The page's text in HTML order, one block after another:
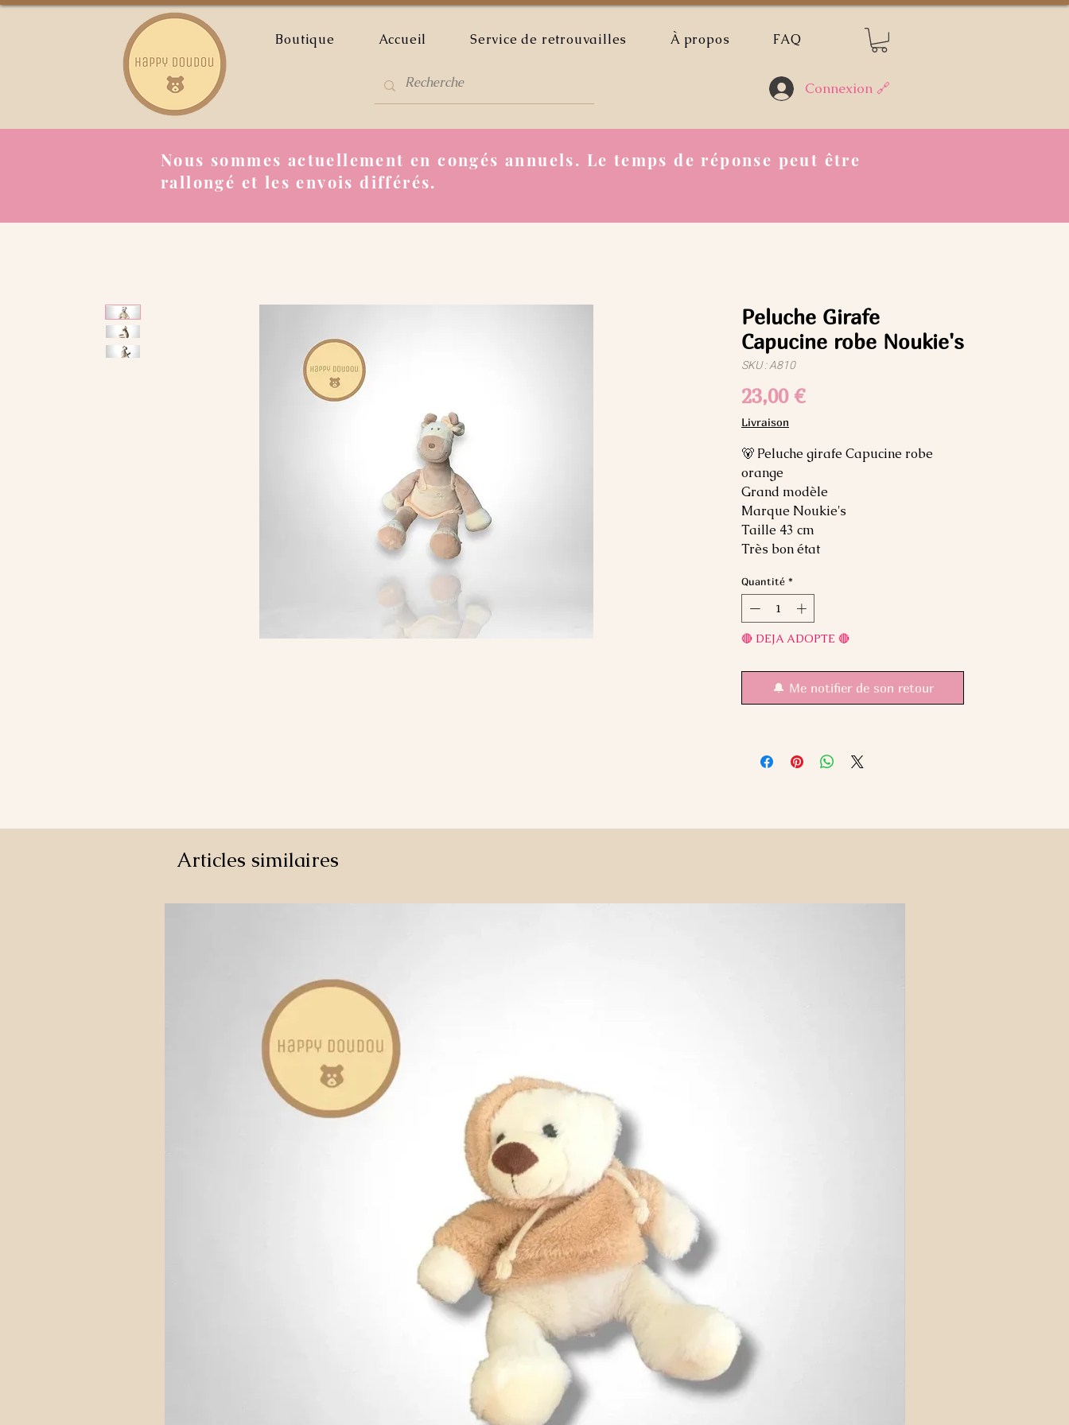
Boutique Accueil Service de retrouvailles À propos FAQ
Connexion 🔗
Nous sommes actuellement en congés annuels. Le temps de réponse peut être
rallongé et les envois différés.
Peluche Girafe
Capucine robe Noukie's
SKU : A810
23,00 €Prix
Livraison
🐻 Peluche girafe Capucine robe
orange
Grand modèle
Marque Noukie's
Taille 43 cm
Très bon état
Quantité *
🔴 DEJA ADOPTE 🔴
🔔 Me notifier de son retour
Articles similaires